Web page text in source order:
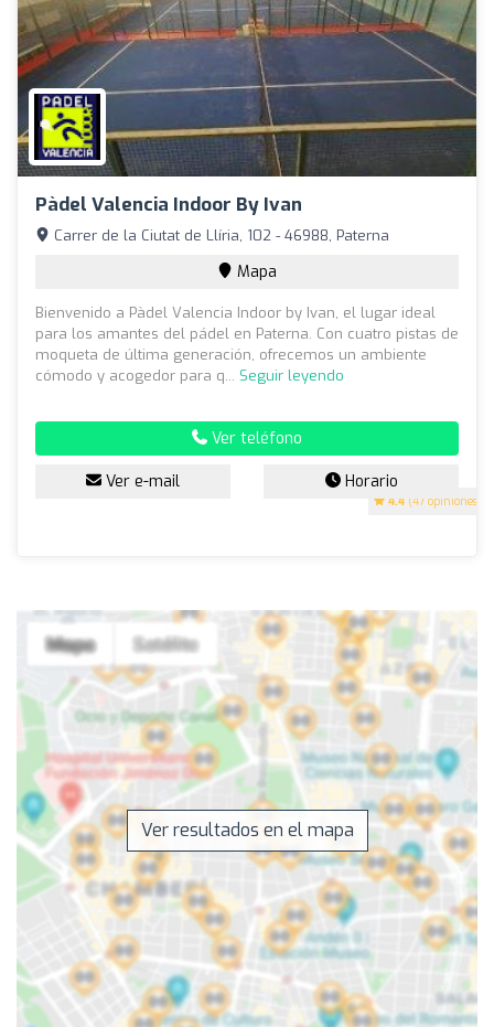
Pàdel Valencia Indoor By Ivan
4.4 (47 opiniones)
Carrer de la Ciutat de Llíria, 102 - 46988, Paterna
Mapa
Bienvenido a Pàdel Valencia Indoor by Ivan, el lugar ideal
para los amantes del pádel en Paterna. Con cuatro pistas de
moqueta de última generación, ofrecemos un ambiente
cómodo y acogedor para q... Seguir leyendo
Ver teléfono
Ver e-mail Horario
Ver resultados en el mapa